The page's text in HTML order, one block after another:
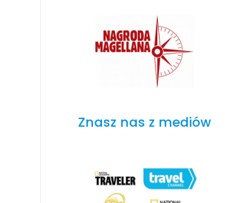
Znasz nas z mediów